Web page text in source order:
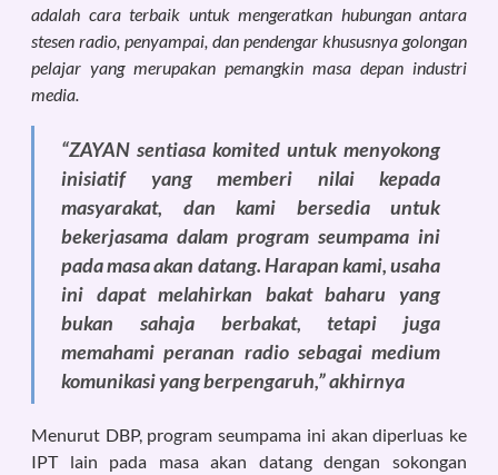
adalah cara terbaik untuk mengeratkan hubungan antara
stesen radio, penyampai, dan pendengar khususnya golongan
pelajar yang merupakan pemangkin masa depan industri
media.
“ZAYAN sentiasa komited untuk menyokong
inisiatif yang memberi nilai kepada
masyarakat, dan kami bersedia untuk
bekerjasama dalam program seumpama ini
pada masa akan datang. Harapan kami, usaha
ini dapat melahirkan bakat baharu yang
bukan sahaja berbakat, tetapi juga
memahami peranan radio sebagai medium
komunikasi yang berpengaruh,” akhirnya
Menurut DBP, program seumpama ini akan diperluas ke
IPT lain pada masa akan datang dengan sokongan